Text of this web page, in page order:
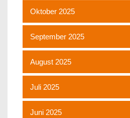
Oktober 2025
September 2025
August 2025
Juli 2025
Juni 2025